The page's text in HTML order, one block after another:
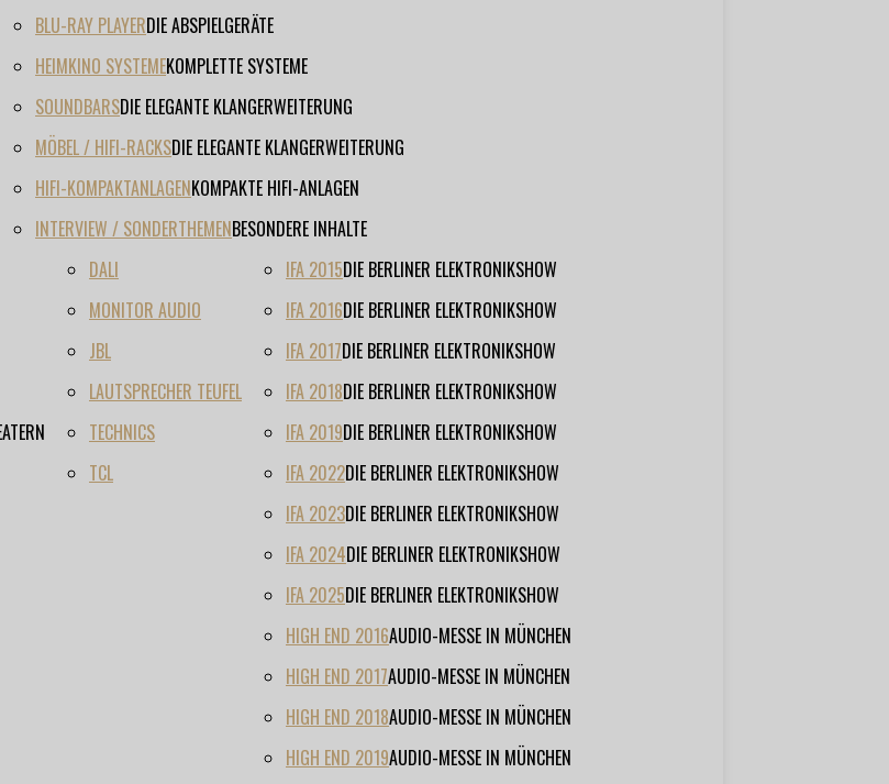
BLU-RAY PLAYERDIE ABSPIELGERÄTE
HEIMKINO SYSTEMEKOMPLETTE SYSTEME
SOUNDBARSDIE ELEGANTE KLANGERWEITERUNG
MÖBEL / HIFI-RACKSDIE ELEGANTE KLANGERWEITERUNG
HIFI-KOMPAKTANLAGENKOMPAKTE HIFI-ANLAGEN
INTERVIEW / SONDERTHEMENBESONDERE INHALTE
DALI
MONITOR AUDIO
JBL
LAUTSPRECHER TEUFEL
TECHNICS
TCL
IFA 2015DIE BERLINER ELEKTRONIKSHOW
IFA 2016DIE BERLINER ELEKTRONIKSHOW
IFA 2017DIE BERLINER ELEKTRONIKSHOW
IFA 2018DIE BERLINER ELEKTRONIKSHOW
IFA 2019DIE BERLINER ELEKTRONIKSHOW
IFA 2022DIE BERLINER ELEKTRONIKSHOW
IFA 2023DIE BERLINER ELEKTRONIKSHOW
IFA 2024DIE BERLINER ELEKTRONIKSHOW
IFA 2025DIE BERLINER ELEKTRONIKSHOW
HIGH END 2016AUDIO-MESSE IN MÜNCHEN
HIGH END 2017AUDIO-MESSE IN MÜNCHEN
HIGH END 2018AUDIO-MESSE IN MÜNCHEN
HIGH END 2019AUDIO-MESSE IN MÜNCHEN